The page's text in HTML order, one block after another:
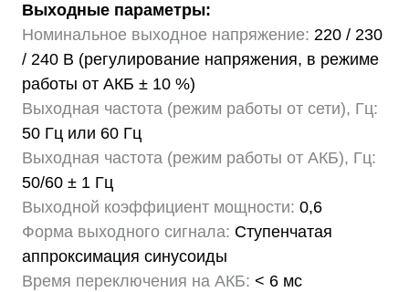
Выходные параметры:
Номинальное выходное напряжение: 220 / 230
/ 240 В (регулирование напряжения, в режиме
работы от АКБ ± 10 %)
Выходная частота (режим работы от сети), Гц:
50 Гц или 60 Гц
Выходная частота (режим работы от АКБ), Гц:
50/60 ± 1 Гц
Выходной коэффициент мощности: 0,6
Форма выходного сигнала: Ступенчатая
аппроксимация синусоиды
Время переключения на АКБ: < 6 мс